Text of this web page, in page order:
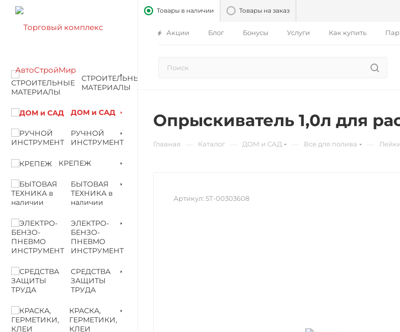
Товары в наличии Товары на заказ
Акции Блог Бонусы Услуги Как купить
СТРОИТЕЛЬНЫЕ
МАТЕРИАЛЫ
ДОМ и САД
РУЧНОЙ
ИНСТРУМЕНТ
КРЕПЕЖ
БЫТОВАЯ
ТЕХНИКА в
наличии
ЭЛЕКТРО-
БЕНЗО-
ПНЕВМО
ИНСТРУМЕНТ
СРЕДСТВА
ЗАЩИТЫ
ТРУДА
КРАСКА,
ГЕРМЕТИКИ,
КЛЕИ
Опрыскиватель 1,0л для
Главная Каталог ДОМ и САД Все для полива
Артикул: 5Т-00303608